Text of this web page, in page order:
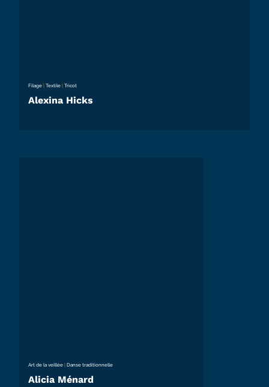
Filage |Textile |Tricot
Alexina Hicks
Art de la veillée |Danse traditionnelle
Alicia Ménard